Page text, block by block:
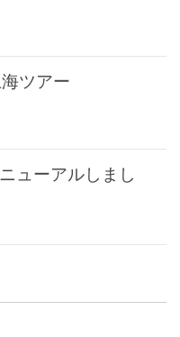
ツアー
ューアルしまし